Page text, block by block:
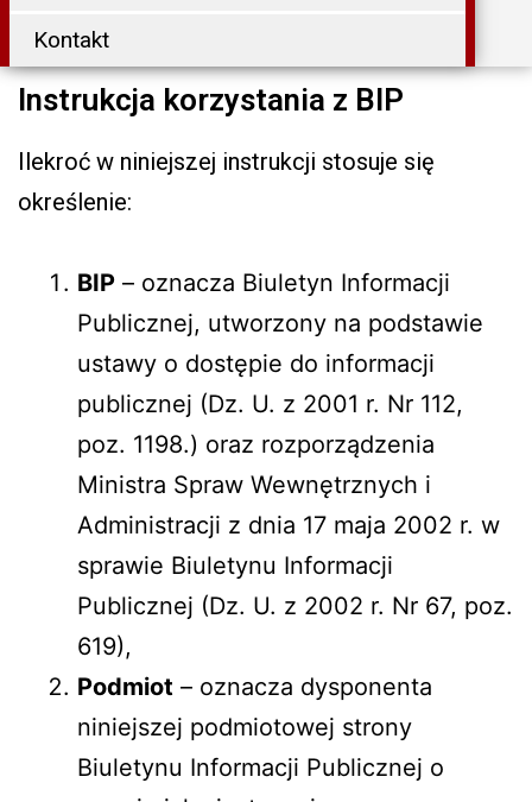
Kontakt
Instrukcja korzystania z BIP
Ilekroć w niniejszej instrukcji stosuje się
określenie:
BIP – oznacza Biuletyn Informacji
Publicznej, utworzony na podstawie
ustawy o dostępie do informacji
publicznej (Dz. U. z 2001 r. Nr 112,
poz. 1198.) oraz rozporządzenia
Ministra Spraw Wewnętrznych i
Administracji z dnia 17 maja 2002 r. w
sprawie Biuletynu Informacji
Publicznej (Dz. U. z 2002 r. Nr 67, poz.
619),
Podmiot – oznacza dysponenta
niniejszej podmiotowej strony
Biuletynu Informacji Publicznej o